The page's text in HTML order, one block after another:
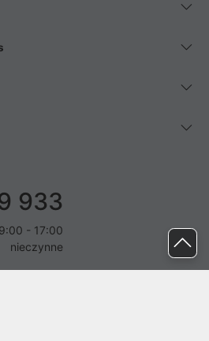
933
9:00 - 17:00
nieczynne